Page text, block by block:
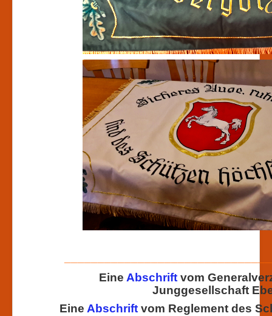
Eine Abschriftvom
Junggesellschaft
Eine Abschriftvom Reglement des